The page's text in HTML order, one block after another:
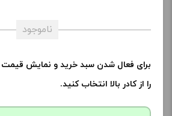
ناموجود
برای فعال شدن سبد خرید و نمایش
را از کادر بالا انتخاب کنید.